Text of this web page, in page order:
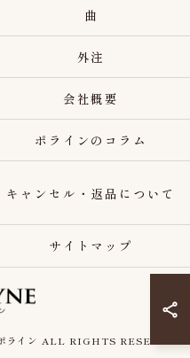
曲
外注
会社概要
ポラインのコラム
キャンセル・返品について
サイトマップ
ライン ALL RIGHTS RESERVED.